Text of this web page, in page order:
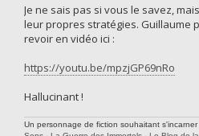
Je ne sais pas si vous le savez,
leur propres stratégies. Guillaume
revoir en vidéo ici :
https://youtu.be/mpzjGP69nRo
Hallucinant !
Un personnage de fiction souhaitant